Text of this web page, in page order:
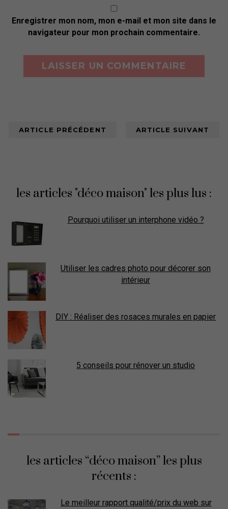
Enregistrer mon nom, mon e-mail et mon site dans le
navigateur pour mon prochain commentaire.
ARTICLE PRÉCÉDENT ARTICLE SUIVANT
les articles "déco maison" les plus lus :
Pourquoi utiliser un interphone vidéo ?
Utiliser les cadres photo pour décorer son
intérieur
DIY : Réaliser des rosaces murales en papier
5 conseils pour rénover un studio
les articles “déco maison” les plus
récents :
Le meilleur rapport qualité/prix du web sur